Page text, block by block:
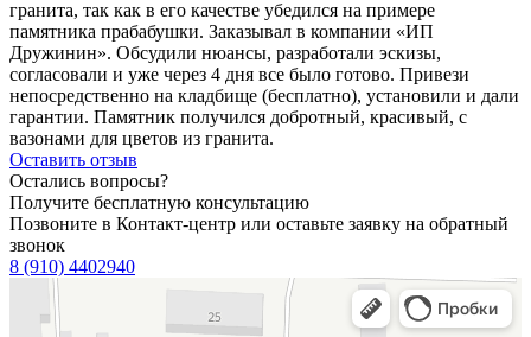
гранита, так как в его качестве убедился на примере
памятника прабабушки. Заказывал в компании «ИП
Дружинин». Обсудили нюансы, разработали эскизы,
согласовали и уже через 4 дня все было готово. Привези
непосредственно на кладбище (бесплатно), установили и дали
гарантии. Памятник получился добротный, красивый, с
вазонами для цветов из гранита.
Оставить отзыв
Остались вопросы?
Получите бесплатную консультацию
Позвоните в Контакт-центр или оставьте заявку на обратный
звонок
8 (910) 4402940